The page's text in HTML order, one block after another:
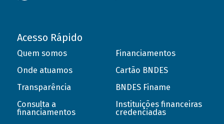
Acesso Rápido
Quem somos
Onde atuamos
Transparência
Consulta a
financiamentos
Financiamentos
Cartão BNDES
BNDES Finame
Instituições financeiras
credenciadas